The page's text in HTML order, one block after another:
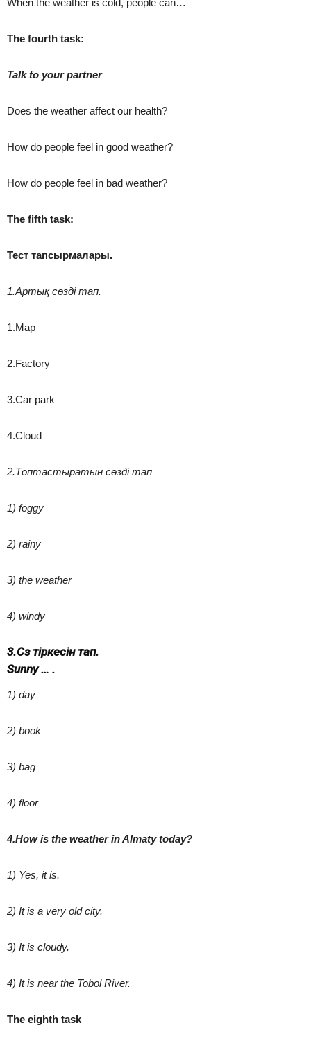
When the weather is cold, people can…
The fourth task:
Talk to your partner
Does the weather affect our health?
How do people feel in good weather?
How do people feel in bad weather?
The fifth task:
Тест тапсырмалары.
1.Артық сөзді тап.
1.Map
2.Factory
3.Car park
4.Cloud
2.Топтастыратын сөзді тап
1) foggy
2) rainy
3) the weather
4) windy
3.Сөз тіркесін тап.
Sunny … .
1) day
2) book
3) bag
4) floor
4.How is the weather in Almaty today?
1) Yes, it is.
2) It is a very old city.
3) It is cloudy.
4) It is near the Tobol River.
The eighth task